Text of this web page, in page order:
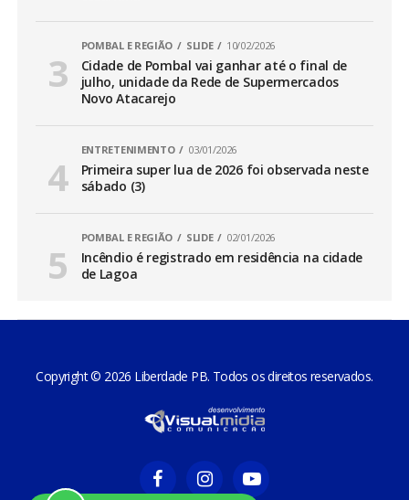
POMBAL E REGIÃO SLIDE 10/02/2026
Cidade de Pombal vai ganhar até o final de
julho, unidade da Rede de Supermercados
Novo Atacarejo
ENTRETENIMENTO 03/01/2026
Primeira super lua de 2026 foi observada neste
sábado (3)
POMBAL E REGIÃO SLIDE 02/01/2026
Incêndio é registrado em residência na cidade
de Lagoa
Copyright © 2026 Liberdade PB. Todos os direitos reservados.